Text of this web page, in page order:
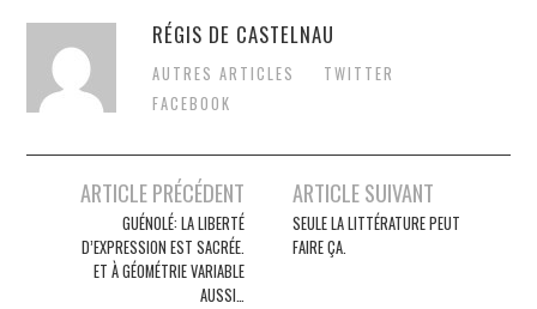
RÉGIS DE CASTELNAU
AUTRES ARTICLES
TWITTER
FACEBOOK
navigation
ARTICLE PRÉCÉDENT
GUÉNOLÉ: LA LIBERTÉ
D’EXPRESSION EST SACRÉE.
ET À GÉOMÉTRIE VARIABLE
AUSSI…
ARTICLE SUIVANT
SEULE LA LITTÉRATURE PEUT
FAIRE ÇA.